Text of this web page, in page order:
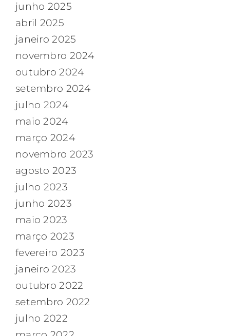
junho 2025
abril 2025
janeiro 2025
novembro 2024
outubro 2024
setembro 2024
julho 2024
maio 2024
março 2024
novembro 2023
agosto 2023
julho 2023
junho 2023
maio 2023
março 2023
fevereiro 2023
janeiro 2023
outubro 2022
setembro 2022
julho 2022